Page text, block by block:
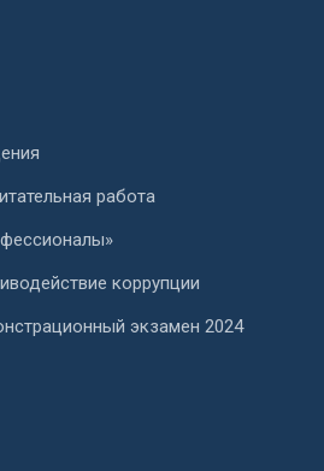
работа
коррупции
экзамен 2024